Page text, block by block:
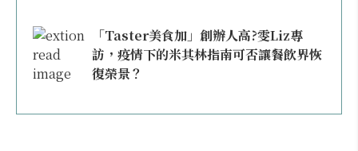
「Taster美食加」創辦人高?雯Liz專
訪，疫情下的米其林指南可否讓餐飲界恢
復榮景？